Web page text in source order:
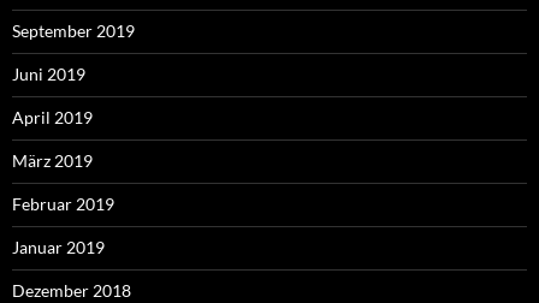
September 2019
Juni 2019
April 2019
März 2019
Februar 2019
Januar 2019
Dezember 2018